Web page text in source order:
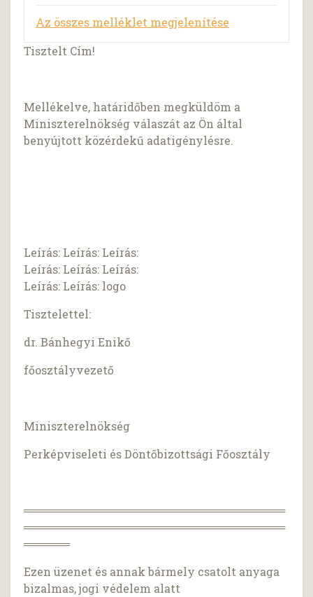
Az összes melléklet megjelenítése
Tisztelt Cím!
Mellékelve, határidőben megküldöm a
Miniszterelnökség válaszát az Ön által
benyújtott közérdekű adatigénylésre.
Leírás: Leírás: Leírás:
Leírás: Leírás: Leírás:
Leírás: Leírás: logo
Tisztelettel:
dr. Bánhegyi Enikő
főosztályvezető
Miniszterelnökség
Perképviseleti és Döntőbizottsági Főosztály
══════════════════════════════════
══════════════════════════════════
══════
Ezen üzenet és annak bármely csatolt anyaga
bizalmas, jogi védelem alatt